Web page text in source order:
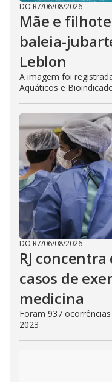
DO R7/06/08/2026
Mãe e
baleia-
Leblon
A imagem foi
Aquáticos e
DO R7/06/08/2026
RJ
casos de
medicina
Foram 937
2023